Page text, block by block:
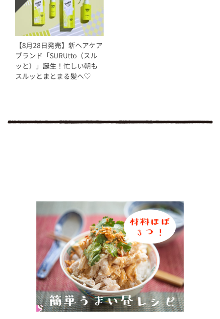
【8月28日発売】新ヘアケア
ブランド「SURUtto（スル
ッと）」誕生！忙しい朝も
スルッとまとまる髪へ♡